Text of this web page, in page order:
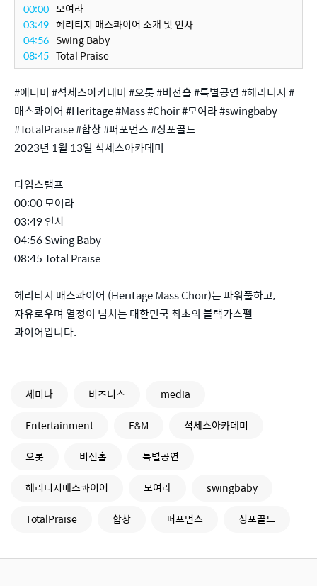
00:00 모여라
03:49 헤리티지 매스콰이어 소개 및 인사
04:56 Swing Baby
08:45 Total Praise
#애터미 #석세스아카데미 #오롯 #비전홀 #특별공연 #헤리티지 #
매스콰이어 #Heritage #Mass #Choir #모여라 #swingbaby
#TotalPraise #합창 #퍼포먼스 #싱포골드
2023년 1월 13일 석세스아카데미
타임스탬프
00:00 모여라
03:49 인사
04:56 Swing Baby
08:45 Total Praise
헤리티지 매스콰이어 (Heritage Mass Choir)는 파워풀하고,
자유로우며 열정이 넘치는 대한민국 최초의 블랙가스펠
콰이어입니다.
세미나 비즈니스
media
Entertainment
E&M
석세스아카데미
오롯
비전홀
특별공연
헤리티지매스콰이어
모여라
swingbaby
TotalPraise
합창 퍼포먼스 싱포골드